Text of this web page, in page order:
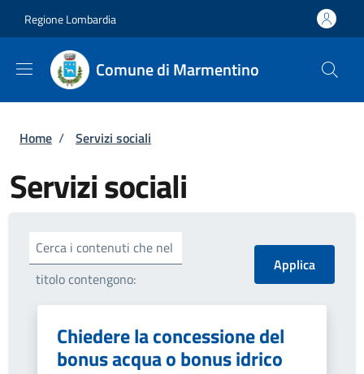
Regione Lombardia
Comune di Marmentino
Briciole di pane
Home / Servizi sociali
Servizi sociali
Cerca i contenuti che nel
titolo contengono:
Chiedere la concessione del
bonus acqua o bonus idrico